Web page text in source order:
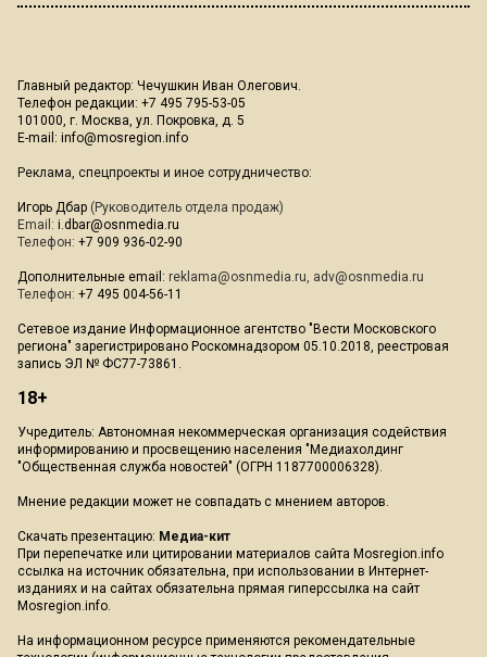
Главный редактор: Чечушкин Иван Олегович.
Телефон редакции: +7 495 795-53-05
101000, г. Москва, ул. Покровка, д. 5
E-mail: info@mosregion.info
Реклама, спецпроекты и иное сотрудничество:
Игорь Дбар (Руководитель отдела продаж)
Email: i.dbar@osnmedia.ru
Телефон: +7 909 936-02-90
Дополнительные email: reklama@osnmedia.ru, adv@osnmedia.ru
Телефон: +7 495 004-56-11
Сетевое издание Информационное агентство "Вести Московского
региона" зарегистрировано Роскомнадзором 05.10.2018, реестровая
запись ЭЛ № ФС77-73861.
18+
Учредитель: Автономная некоммерческая организация содействия
информированию и просвещению населения "Медиахолдинг
"Общественная служба новостей" (ОГРН 1187700006328).
Мнение редакции может не совпадать с мнением авторов.
Скачать презентацию: Медиа-кит
При перепечатке или цитировании материалов сайта Mosregion.info
ссылка на источник обязательна, при использовании в Интернет-
изданиях и на сайтах обязательна прямая гиперссылка на сайт
Mosregion.info.
На информационном ресурсе применяются рекомендательные